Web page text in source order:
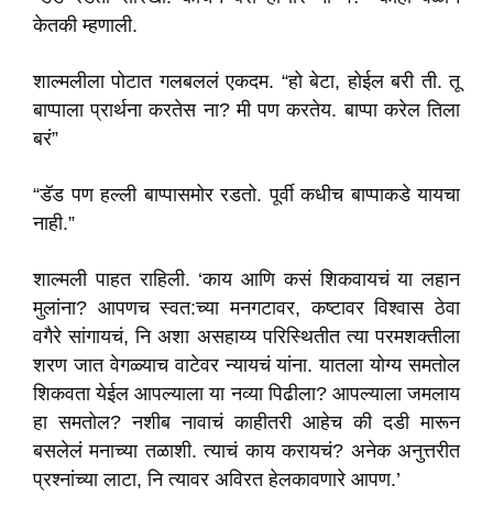
केतकी म्हणाली.
शाल्मलीला पोटात गलबललं एकदम. “हो बेटा, होईल बरी ती. तू
बाप्पाला प्रार्थना करतेस ना? मी पण करतेय. बाप्पा करेल तिला
बरं”
“डॅड पण हल्ली बाप्पासमोर रडतो. पूर्वी कधीच बाप्पाकडे यायचा
नाही.”
शाल्मली पाहत राहिली. ‘काय आणि कसं शिकवायचं या लहान
मुलांना? आपणच स्वत:च्या मनगटावर, कष्टावर विश्वास ठेवा
वगैरे सांगायचं, नि अशा असहाय्य परिस्थितीत त्या परमशक्तीला
शरण जात वेगळ्याच वाटेवर न्यायचं यांना. यातला योग्य समतोल
शिकवता येईल आपल्याला या नव्या पिढीला? आपल्याला जमलाय
हा समतोल? नशीब नावाचं काहीतरी आहेच की दडी मारून
बसलेलं मनाच्या तळाशी. त्याचं काय करायचं? अनेक अनुत्तरीत
प्रश्नांच्या लाटा, नि त्यावर अविरत हेलकावणारे आपण.’